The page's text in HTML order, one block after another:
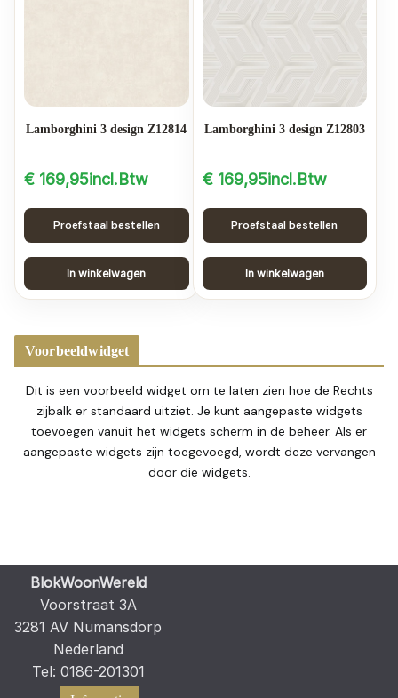
Lamborghini 3 design Z12814
€ 169,95incl.Btw
Proefstaal bestellen
In winkelwagen
Lamborghini 3 design Z12803
€169,95incl.Btw
Proefstaal bestellen
In winkelwagen
Voorbeeldwidget
Dit is een voorbeeld widget om te laten zien hoe de Rechts
zijbalk er standaard uitziet. Je kunt aangepaste widgets
toevoegen vanuit het widgets scherm in de beheer. Als er
aangepaste widgets zijn toegevoegd, wordt deze vervangen
door die widgets.
BlokWoonWereld
Voorstraat 3A
3281 AV Numansdorp
Nederland
Tel: 0186-201301